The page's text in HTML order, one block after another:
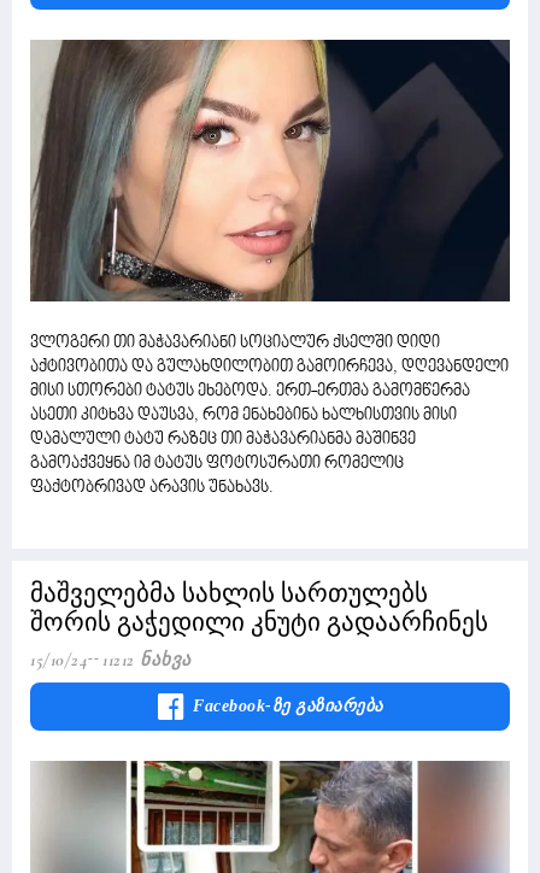
ვლოგერი თი მაჭავარიანი სოციალურ ქსელში დიდი
აქტივობითა და გულახდილობით გამოირჩევა, დღევანდელი
მისი სთორები ტატუს ეხებოდა. ერთ-ერთმა გამომწერმა
ასეთი კიტხვა დაუსვა, რომ ენახებინა ხალხისთვის მისი
დამალული ტატუ რაზეც თი მაჭავარიანმა მაშინვე
გამოაქვეყნა იმ ტატუს ფოტოსურათი რომელიც
ფაქტობრივად არავის უნახავს.
მაშველებმა სახლის სართულებს
შორის გაჭედილი კნუტი გადაარჩინეს
15/10/24 11212 Ნახვა
Facebook-Ზე Გაზიარება